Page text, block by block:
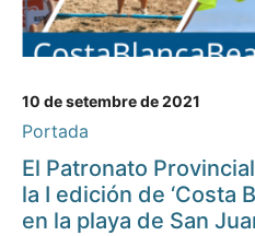
10 de setembre de 2021
Portada
El Patronato
la I edición de ‘Costa
en la playa de San